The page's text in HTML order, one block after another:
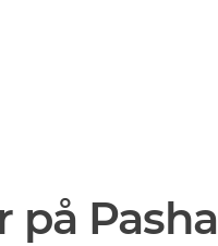
på Pasha